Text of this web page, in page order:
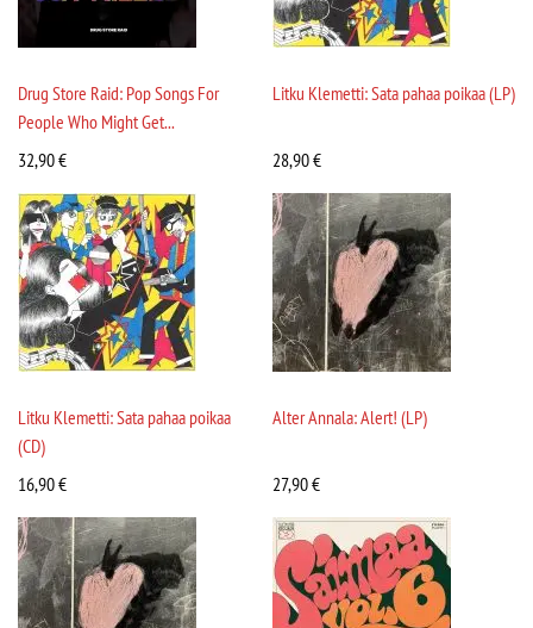
Drug Store Raid: Pop Songs For
People Who Might Get...
32,90€
Litku Klemetti: Sata pahaa poikaa (LP)
28,90€
Litku Klemetti: Sata pahaa poikaa
(CD)
16,90€
Alter Annala: Alert! (LP)
27,90€